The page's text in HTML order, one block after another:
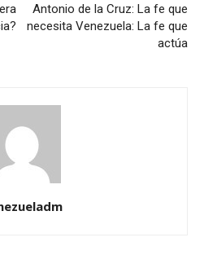
Antonio de la Cruz: La fe que
necesita Venezuela: La fe que
actúa